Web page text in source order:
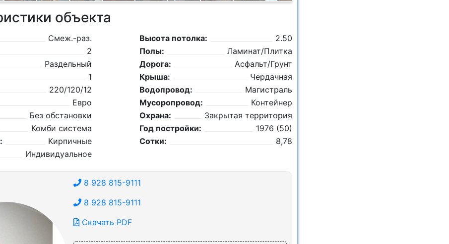
объекта
Смеж.-раз.
2
Раздельный
1
220/120/12
Евро
Без обстановки
Комби система
Кирпичные
Индивидуальное
Высота потолка:
2.50
Полы:
Ламинат/Плитка
Дорога:
Асфальт/Грунт
Крыша:
Чердачная
Водопровод:
Магистраль
Мусоропровод:
Контейнер
Охрана:
Закрытая территория
Год постройки:
1976 (50)
Сотки:
8,78
8 928 815-9111
8 928 815-9111
Скачать PDF